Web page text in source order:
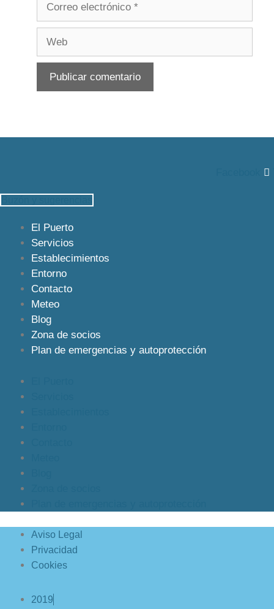
El Puerto
Servicios
Establecimientos
Entorno
Contacto
Meteo
Blog
Zona de socios
Plan de emergencias y autoprotección
Aviso Legal
Privacidad
Cookies
2019